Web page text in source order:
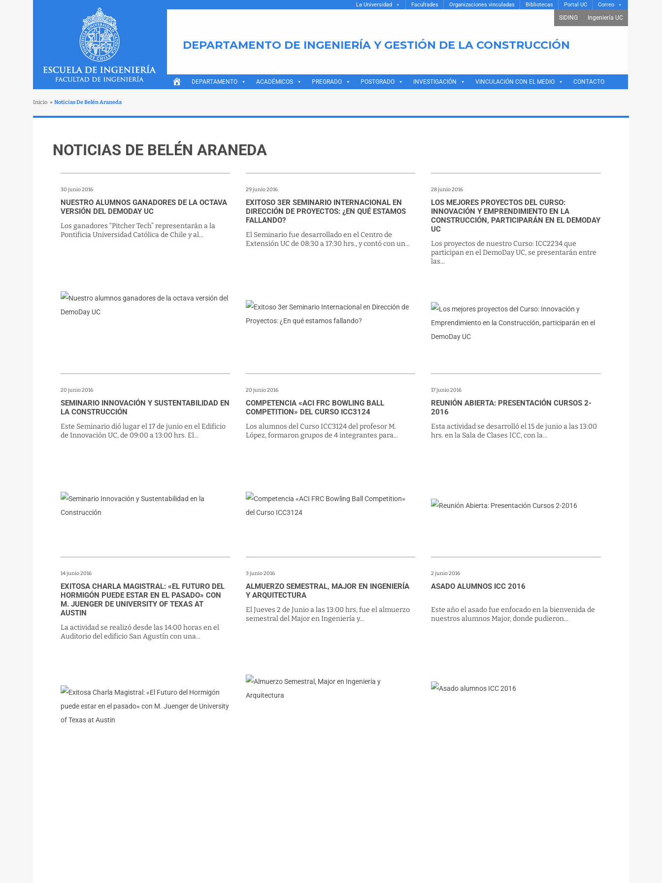
La Universidad Facultades Organizaciones vinculadas Bibliotecas Portal UC Correo
SIDING Ingeniería UC
DEPARTAMENTO DE INGENIERÍA Y GESTIÓN DE LA CONSTRUCCIÓN
DEPARTAMENTO ACADÉMICOS PREGRADO POSTGRADO INVESTIGACIÓN VINCULACIÓN CON EL MEDIO CONTACTO
Inicio » Noticias De Belén Araneda
NOTICIAS DE BELÉN ARANEDA
30 junio 2016
NUESTRO ALUMNOS GANADORES DE LA OCTAVA
VERSIÓN DEL DEMODAY UC
Los ganadores “Pitcher Tech” representarán a la
Pontificia Universidad Católica de Chile y al...
29 junio 2016
EXITOSO 3ER SEMINARIO INTERNACIONAL EN
DIRECCIÓN DE PROYECTOS: ¿EN QUÉ ESTAMOS
FALLANDO?
El Seminario fue desarrollado en el Centro de
Extensión UC de 08:30 a 17:30 hrs., y contó con un...
28 junio 2016
LOS MEJORES PROYECTOS DEL CURSO:
INNOVACIÓN Y EMPRENDIMIENTO EN LA
CONSTRUCCIÓN, PARTICIPARÁN EN EL DEMODAY
UC
Los proyectos de nuestro Curso: ICC2234 que
participan en el DemoDay UC, se presentarán entre
las...
20 junio 2016
SEMINARIO INNOVACIÓN Y SUSTENTABILIDAD EN
LA CONSTRUCCIÓN
Este Seminario dió lugar el 17 de junio en el Edificio
de Innovación UC, de 09:00 a 13:00 hrs. El...
20 junio 2016
COMPETENCIA «ACI FRC BOWLING BALL
COMPETITION» DEL CURSO ICC3124
Los alumnos del Curso ICC3124 del profesor M.
López, formaron grupos de 4 integrantes para...
17 junio 2016
REUNIÓN ABIERTA: PRESENTACIÓN CURSOS 2-
2016
Esta actividad se desarrolló el 15 de junio a las 13:00
hrs. en la Sala de Clases ICC, con la...
14 junio 2016
EXITOSA CHARLA MAGISTRAL: «EL FUTURO DEL
HORMIGÓN PUEDE ESTAR EN EL PASADO» CON
M. JUENGER DE UNIVERSITY OF TEXAS AT
AUSTIN
La actividad se realizó desde las 14:00 horas en el
Auditorio del edificio San Agustín con una...
3 junio 2016
ALMUERZO SEMESTRAL, MAJOR EN INGENIERÍA
Y ARQUITECTURA
El Jueves 2 de Junio a las 13:00 hrs, fue el almuerzo
semestral del Major en Ingeniería y...
2 junio 2016
ASADO ALUMNOS ICC 2016
Este año el asado fue enfocado en la bienvenida de
nuestros alumnos Major, donde pudieron...